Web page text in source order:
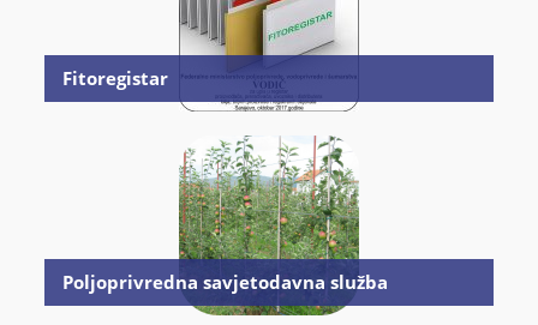
Fitoregistar
Poljoprivredna savjetodavna služba